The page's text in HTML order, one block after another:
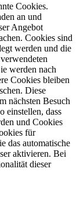
Cookies.
an und
Angebot
Cookies sind
werden und die
werden nach
Cookies bleiben
Diese
nächsten Besuch
einstellen, dass
und Cookies
für
das automatische
aktivieren. Bei
dieser